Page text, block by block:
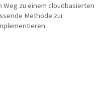
zu einem cloudbasierten
Methode zur